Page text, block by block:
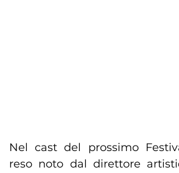
Nel cast del prossimo
reso noto dal direttore